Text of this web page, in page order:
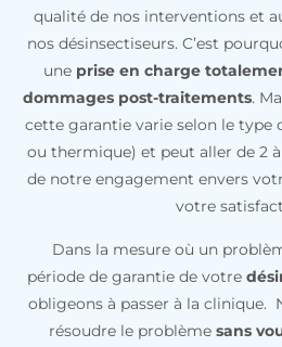
qualité de nos interventions et
nos désinsectiseurs. C’est
une prise en charge
dommages post-traitements.
cette garantie varie selon le
ou thermique) et peut aller de 2
de notre engagement envers
votre
Dans la mesure où un
période de garantie de votre
obligeons à passer à la clinique.
résoudre le problème sans